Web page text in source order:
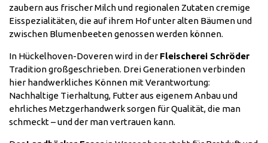
zaubern aus frischer Milch und regionalen Zutaten cremige
Eisspezialitäten, die auf ihrem Hof unter alten Bäumen und
zwischen Blumenbeeten genossen werden können.
In Hückelhoven-Doveren wird in der Fleischerei Schröder
Tradition großgeschrieben. Drei Generationen verbinden
hier handwerkliches Können mit Verantwortung:
Nachhaltige Tierhaltung, Futter aus eigenem Anbau und
ehrliches Metzgerhandwerk sorgen für Qualität, die man
schmeckt – und der man vertrauen kann.